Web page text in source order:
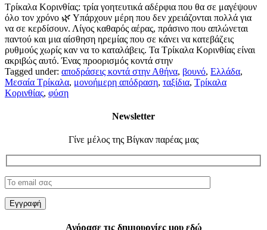
Τρίκαλα Κορινθίας: τρία γοητευτικά αδέρφια που θα σε μαγέψουν
όλο τον χρόνο 🌿 Υπάρχουν μέρη που δεν χρειάζονται πολλά για
να σε κερδίσουν. Λίγος καθαρός αέρας, πράσινο που απλώνεται
παντού και μια αίσθηση ηρεμίας που σε κάνει να κατεβάζεις
ρυθμούς χωρίς καν να το καταλάβεις. Τα Τρίκαλα Κορινθίας είναι
ακριβώς αυτό. Ένας προορισμός κοντά στην
Tagged under: αποδράσεις κοντά στην Αθήνα, βουνό, Ελλάδα,
Μεσαία Τρίκαλα, μονοήμερη απόδραση, ταξίδια, Τρίκαλα
Κορινθίας, φύση
Newsletter
Γίνε μέλος της Βίγκαν παρέας μας
Αγόρασε τις δημιουργίες μου εδώ